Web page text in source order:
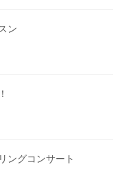
ン
ングコンサート